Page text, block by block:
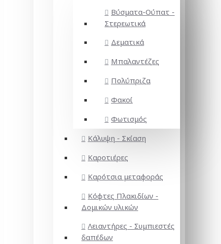
Βύσματα-Ούπατ -
Στερεωτικά
Δεματικά
Μπαλαντέζες
Πολύπριζα
Φακοί
Φωτισμός
Κάλυψη - Σκίαση
Καροτιέρες
Καρότσια μεταφοράς
Κόφτες Πλακιδίων -
Δομικών υλικών
Λειαντήρες - Συμπιεστές
δαπέδων